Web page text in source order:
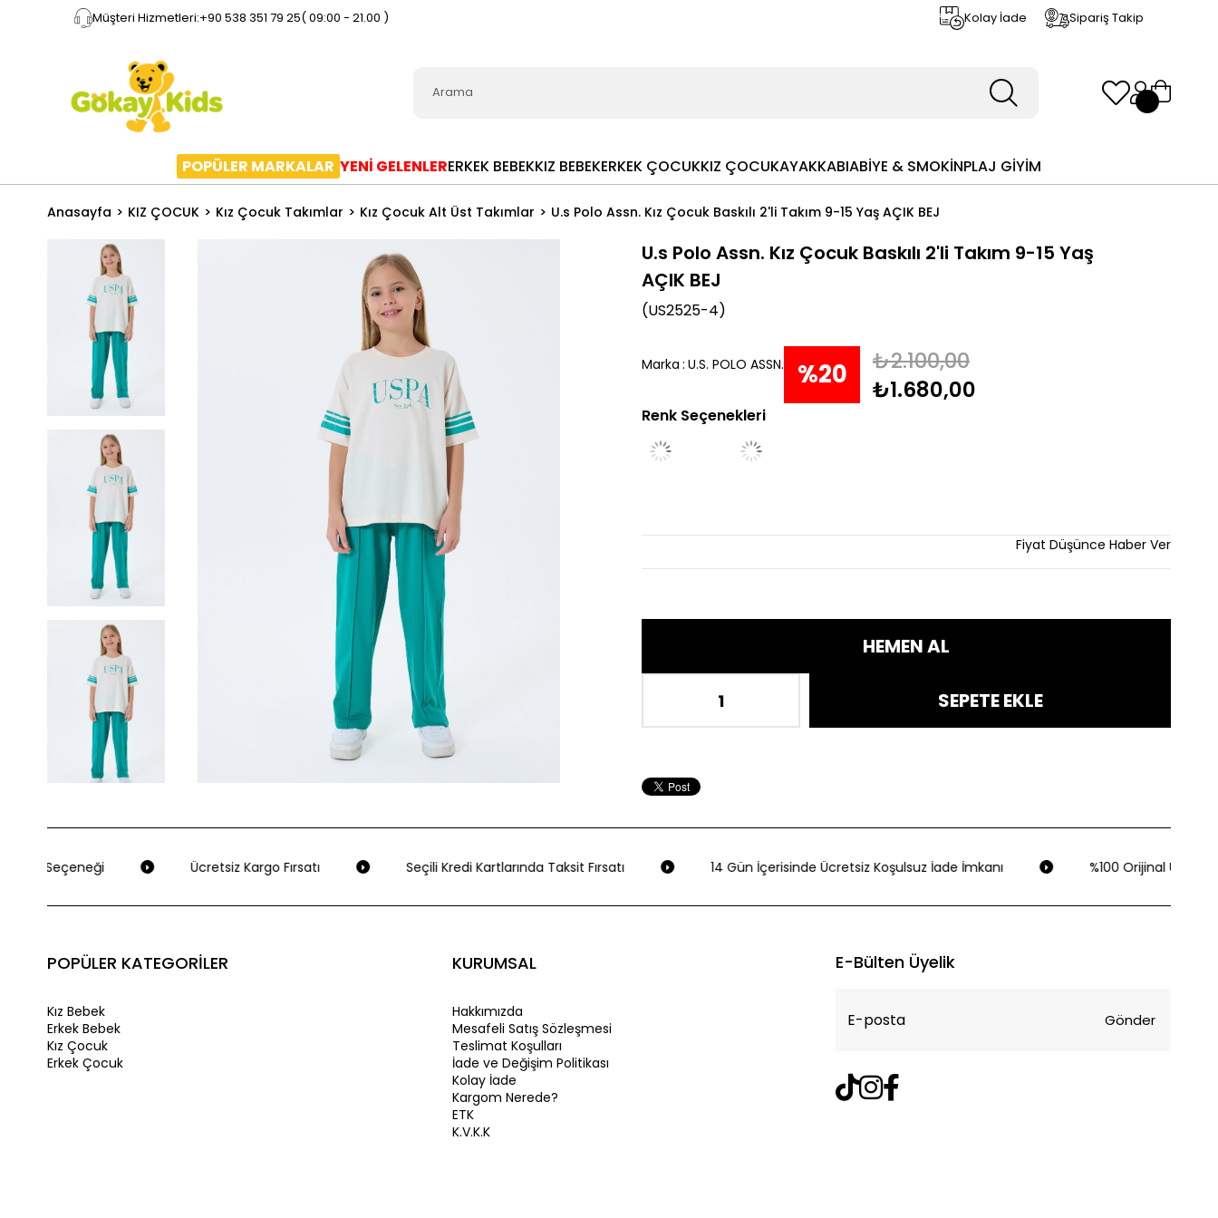
Müşteri Hizmetleri:+90 538 351 79 25( 09:00 - 21.00 ) Kolay İade Sipariş Takip
POPÜLER MARKALAR YENİ GELENLERERKEK BEBEKKIZ BEBEKERKEK ÇOCUKKIZ ÇOCUKAYAKKABIABİYE & SMOKİNPLAJ GİYİM
Anasayfa KIZ ÇOCUK Kız Çocuk Takımlar Kız Çocuk Alt Üst Takımlar U.s Polo Assn. Kız Çocuk Baskılı 2'li Takım 9-15 Yaş AÇIK BEJ
U.s Polo Assn. Kız Çocuk Baskılı 2'li Takım 9-15 Yaş
AÇIK BEJ
(US2525-4)
Marka : U.S. POLO ASSN. %20
₺2.100,00
₺1.680,00
Renk Seçenekleri
Fiyat Düşünce Haber Ver
Seçeneği Ücretsiz Kargo Fırsatı Seçili Kredi Kartlarında Taksit Fırsatı 14 Gün İçerisinde Ücretsiz Koşulsuz İade İmkanı %100 Orijinal Ürün
POPÜLER KATEGORİLER
Kız Bebek
Erkek Bebek
Kız Çocuk
Erkek Çocuk
KURUMSAL
Hakkımızda
Mesafeli Satış Sözleşmesi
Teslimat Koşulları
İade ve Değişim Politikası
Kolay İade
Kargom Nerede?
ETK
K.V.K.K
E-Bülten Üyelik
Gönder